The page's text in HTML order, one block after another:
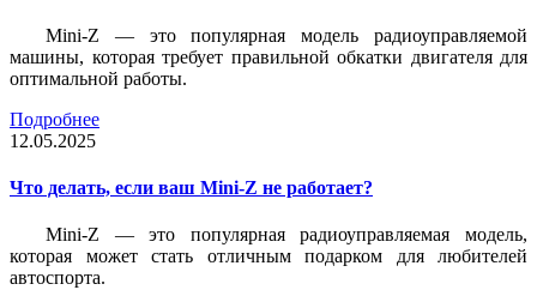
Mini-Z — это популярная модель радиоуправляемой
машины, которая требует правильной обкатки двигателя для
оптимальной работы.
Подробнее
12.05.2025
Что делать, если ваш Mini-Z не работает?
Mini-Z — это популярная радиоуправляемая модель,
которая может стать отличным подарком для любителей
автоспорта.